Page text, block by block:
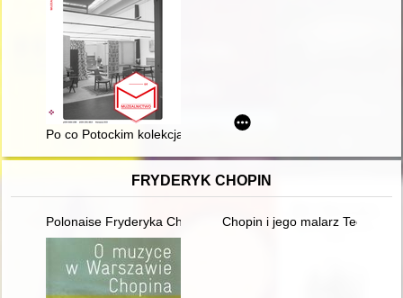
Po co Potockim kolekcja sztuki, czyli O wystawie
FRYDERYK CHOPIN
Polonaise Fryderyka Chopina. Zagadka inicjalnej figury
Chopin i jego malarz Teofil